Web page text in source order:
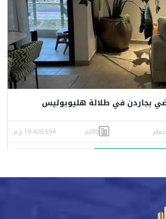
دور ارضي بجاردن في طلالة هليوبوليس
200م 19,420,694 ج.م